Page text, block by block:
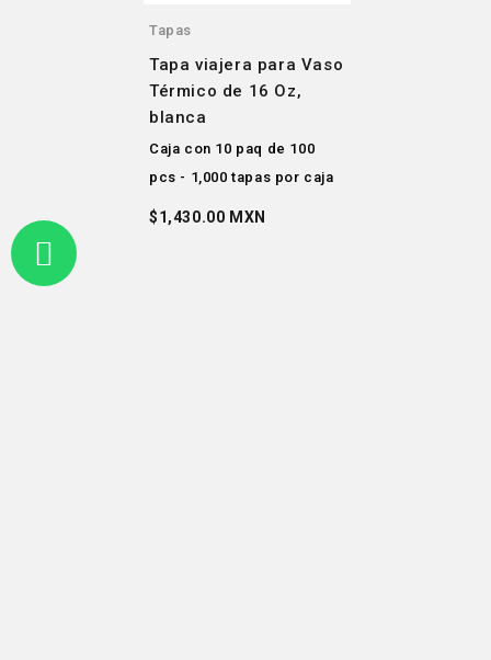
Tapas
Tapa viajera para Vaso
Térmico de 16 Oz,
blanca
Caja con 10 paq de 100
pcs - 1,000 tapas por caja
$1,430.00 MXN